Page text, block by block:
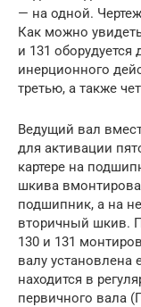
— на одной.
Как можно
и 131
инерционного
третью, а также
Ведущий вал
для активации
картере на
шкива
подшипник, а на
вторичный шкив.
130 и 131
валу установлена
находится в
первичного вала